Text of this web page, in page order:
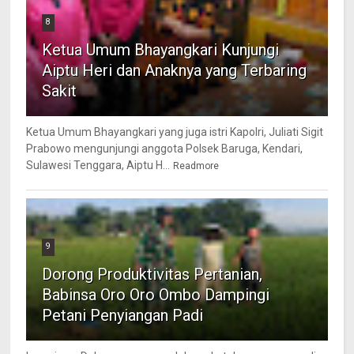
8
Ketua Umum Bhayangkari Kunjungi
Aiptu Heri dan Anaknya yang Terbaring
Sakit
Ketua Umum Bhayangkari yang juga istri Kapolri, Juliati Sigit
Prabowo mengunjungi anggota Polsek Baruga, Kendari,
Sulawesi Tenggara, Aiptu H... Readmore
9
Dorong Produktivitas Pertanian,
Babinsa Oro Oro Ombo Dampingi
Petani Penyiangan Padi